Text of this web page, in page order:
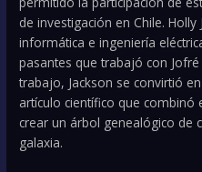
de investigación en Chile.
informática e ingeniería
pasantes que trabajó con
trabajo, Jackson se convirtió
artículo científico que combinó
crear un árbol genealógico de
galaxia.